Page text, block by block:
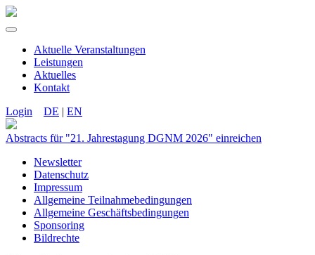
Aktuelle Veranstaltungen
Leistungen
Aktuelles
Kontakt
Login
DE | EN
Abstracts für "21. Jahrestagung DGNM 2026" einreichen
Newsletter
Datenschutz
Impressum
Allgemeine Teilnahmebedingungen
Allgemeine Geschäftsbedingungen
Sponsoring
Bildrechte